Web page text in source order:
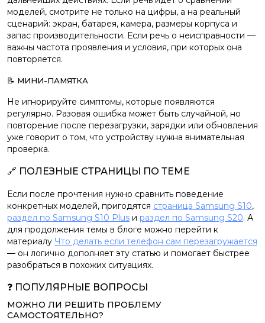
моделей, смотрите не только на цифры, а на реальный
сценарий: экран, батарея, камера, размеры корпуса и
запас производительности. Если речь о неисправности —
важны частота проявления и условия, при которых она
повторяется.
📝 МИНИ-ПАМЯТКА
Не игнорируйте симптомы, которые появляются
регулярно. Разовая ошибка может быть случайной, но
повторение после перезагрузки, зарядки или обновления
уже говорит о том, что устройству нужна внимательная
проверка.
🔗 ПОЛЕЗНЫЕ СТРАНИЦЫ ПО ТЕМЕ
Если после прочтения нужно сравнить поведение
конкретных моделей, пригодятся страница Samsung S10,
раздел по Samsung S10 Plus и раздел по Samsung S20. А
для продолжения темы в блоге можно перейти к
материалу Что делать если телефон сам перезагружается
— он логично дополняет эту статью и помогает быстрее
разобраться в похожих ситуациях.
❓ ПОПУЛЯРНЫЕ ВОПРОСЫ
МОЖНО ЛИ РЕШИТЬ ПРОБЛЕМУ
САМОСТОЯТЕЛЬНО?